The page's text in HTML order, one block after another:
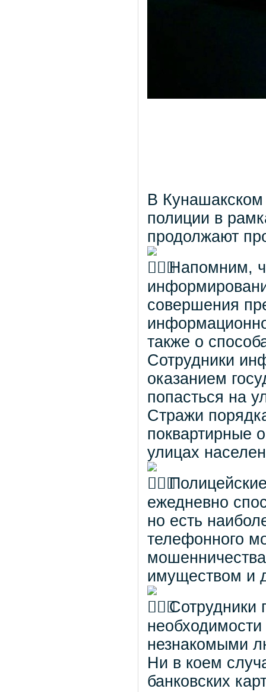
В
полиции в
продолжают
Напомним,
совершения
также о
Сотрудники
оказанием
попасться на
Стражи
поквартирные
улицах
ежедневно
но есть
телефонного
имуществом и
Сотрудники
незнакомыми
Ни в коем
банковских